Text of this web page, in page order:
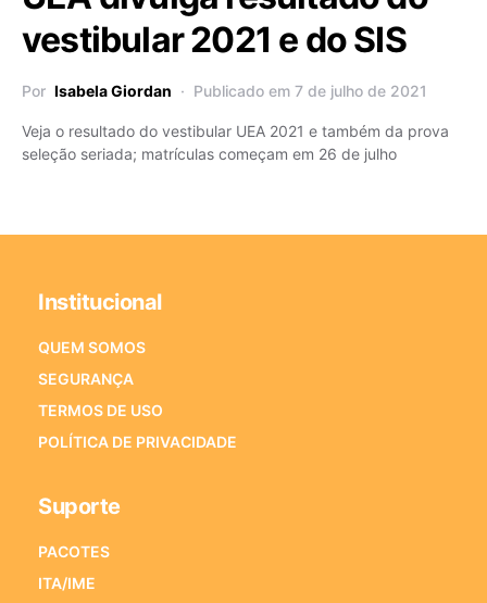
vestibular 2021 e do SIS
Por Isabela Giordan Publicado em 7 de julho de 2021
Veja o resultado do vestibular UEA 2021 e também da prova
seleção seriada; matrículas começam em 26 de julho
Institucional
QUEM SOMOS
SEGURANÇA
TERMOS DE USO
POLÍTICA DE PRIVACIDADE
Suporte
PACOTES
ITA/IME